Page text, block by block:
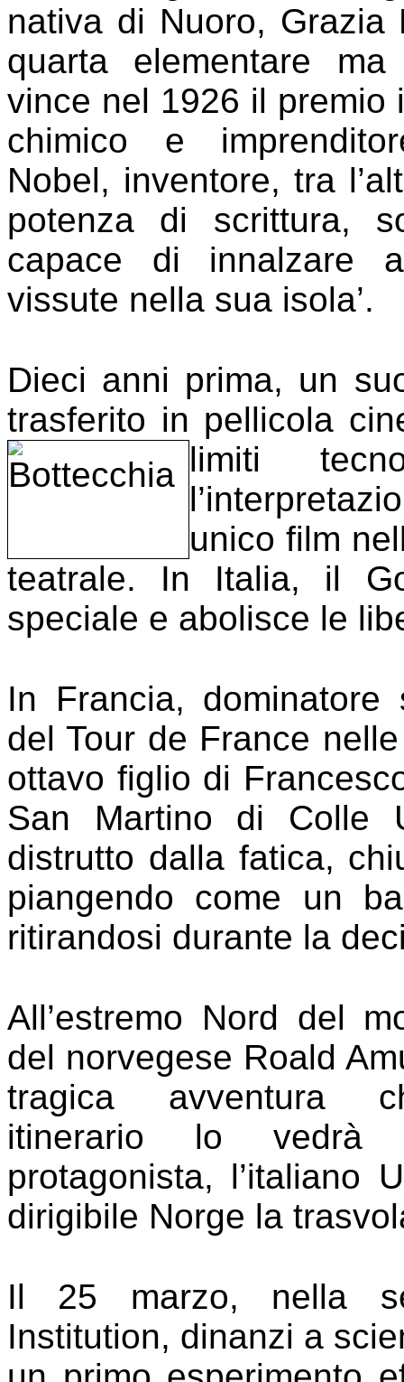
nativa di Nuoro, Grazia
quarta elementare
vince nel 1926 il premio
chimico e
Nobel, inventore, tra
potenza di scrittura,
capace di innalzare
vissute nella sua isola’.
Dieci anni prima, un
trasferito in pellicola
limiti
unico film
teatrale. In Italia, il
speciale e abolisce le
In Francia,
del Tour de France
ottavo figlio di
San Martino di Colle
distrutto dalla fatica,
piangendo come un
ritirandosi durante la
All’estremo Nord del
del norvegese Roald
tragica avventura
itinerario lo
protagonista, l’italiano
dirigibile Norge la
Il 25 marzo, nella
Institution, dinanzi a